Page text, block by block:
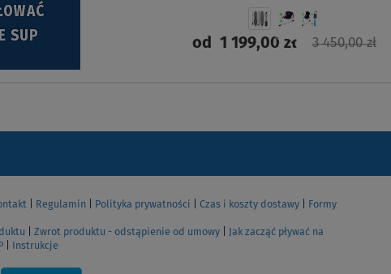
od1 199,00 zł 3 450,00 zł
Regulamin Polityka prywatności Czas i koszty dostawy
Formy
Zwrot produktu - odstąpienie od umowy
Jak zacząć pływać na
Instrukcje